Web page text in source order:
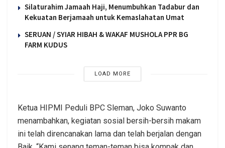
Silaturahim Jamaah Haji, Menumbuhkan Tadabur dan
Kekuatan Berjamaah untuk Kemaslahatan Umat
SERUAN / SYIAR HIBAH & WAKAF MUSHOLA PPR BG
FARM KUDUS
LOAD MORE
Ketua HIPMI Peduli BPC Sleman, Joko Suwanto
menambahkan, kegiatan sosial bersih-bersih makam
ini telah direncanakan lama dan telah berjalan dengan